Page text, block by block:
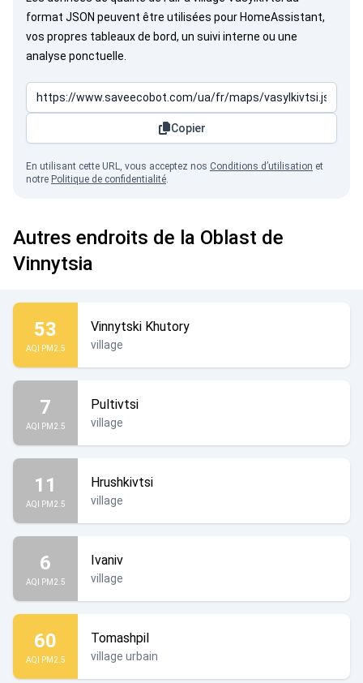
format JSON peuvent être utilisées pour HomeAssistant,
vos propres tableaux de bord, un suivi interne ou une
analyse ponctuelle.
Copier
En utilisant cette URL, vous acceptez nos Conditions d’utilisation et
notre Politique de confidentialité.
Autres endroits de la Oblast de
Vinnytsia
53
AQI PM2.5
Vinnytski Khutory
village
7
AQI PM2.5
Pultivtsi
village
11
AQI PM2.5
Hrushkivtsi
village
6
AQI PM2.5
Ivaniv
village
60
AQI PM2.5
Tomashpil
village urbain